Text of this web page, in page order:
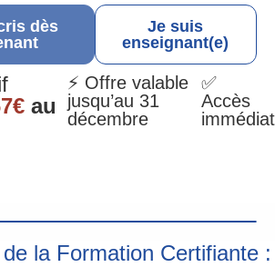
dès
Je suis
enseignant(e)
au
⚡ Offre valable
jusqu’au 31
décembre
✅
Accès
immédiat
la Formation Certifiante :